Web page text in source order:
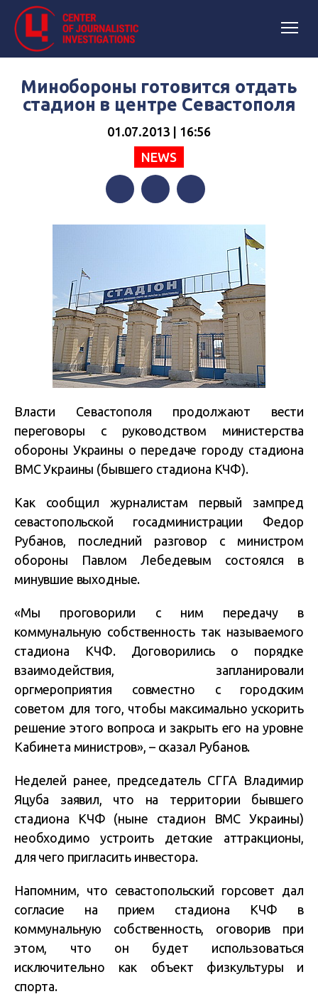
Минобороны готовится отдать
стадион в центре Севастополя
01.07.2013 | 16:56
NEWS
Власти Севастополя продолжают вести
переговоры с руководством министерства
обороны Украины о передаче городу стадиона
ВМС Украины (бывшего стадиона КЧФ).
Как сообщил журналистам первый зампред
севастопольской госадминистрации Федор
Рубанов, последний разговор с министром
обороны Павлом Лебедевым состоялся в
минувшие выходные.
«Мы проговорили с ним передачу в
коммунальную собственность так называемого
стадиона КЧФ. Договорились о порядке
взаимодействия, запланировали
оргмероприятия совместно с городским
советом для того, чтобы максимально ускорить
решение этого вопроса и закрыть его на уровне
Кабинета министров», – сказал Рубанов.
Неделей ранее, председатель СГГА Владимир
Яцуба заявил, что на территории бывшего
стадиона КЧФ (ныне стадион ВМС Украины)
необходимо устроить детские аттракционы,
для чего пригласить инвестора.
Напомним, что севастопольский горсовет дал
согласие на прием стадиона КЧФ в
коммунальную собственность, оговорив при
этом, что он будет использоваться
исключительно как объект физкультуры и
спорта.